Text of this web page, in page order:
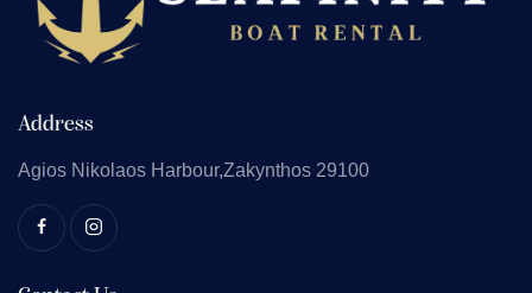
Address
Agios Nikolaos Harbour,Zakynthos 29100